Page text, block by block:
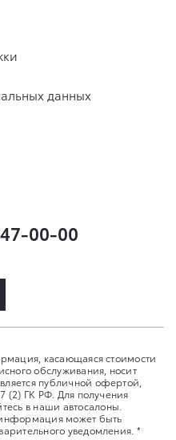
данных
00-00
касающаяся стоимости
обслуживания, носит
публичной офертой,
(2) ГК РФ. Для получения
в наши автосалоны.
может быть
уведомления. *